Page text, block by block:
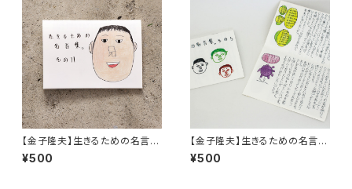
【金子隆夫】生きるための名言
集。その11
¥500
【金子隆夫】生きるための名言
集。その５
¥500